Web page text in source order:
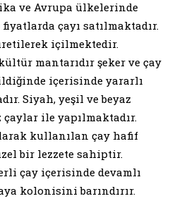
ve Avrupa ülkelerinde
çayı satılmaktadır.
içilmektedir.
mantarıdır şeker ve çay
içerisinde yararlı
Siyah, yeşil ve beyaz
ile yapılmaktadır.
kullanılan çay hafif
bir lezzete sahiptir.
çay içerisinde devamlı
kolonisini barındırır.